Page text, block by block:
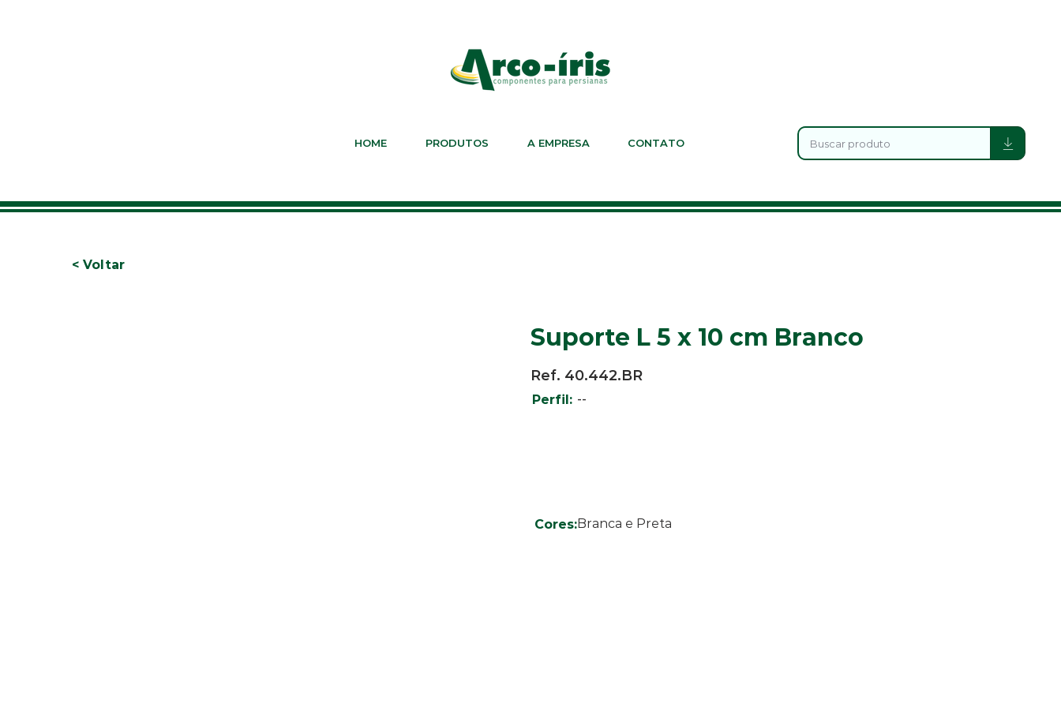
HOME PRODUTOS A EMPRESA CONTATO
< Voltar
--
Suporte L 5 x 10 cm Branco
Ref. 40.442.BR
Perfil:
Cores:Branca e Preta